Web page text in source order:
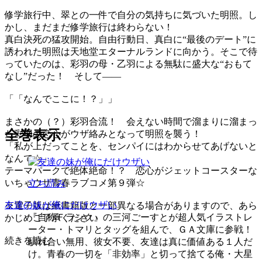
修学旅行中、翠との一件で自分の気持ちに気づいた明照。し
かし、まだまだ修学旅行は終わらない！
真白決死の猛攻開始。自由行動日、真白に“最後のデート”に
誘われた明照は天地堂エターナルランドに向かう。そこで待
っていたのは、彩羽の母・乙羽による無駄に盛大な“おもて
なし”だった！ そして――
「「なんでここに！？」」
まさかの（？）彩羽合流！ 会えない時間で溜まりに溜まっ
た彩羽の恋心がウザ絡みとなって明照を襲う！
「私が上だってことを、センパイにはわからせてあげないと
なんで☆」
テーマパークで絶体絶命！？ 恋心がジェットコースターな
いちゃウザ青春ラブコメ第９弾☆
※電子版は紙書籍版と一部異なる場合がありますので、あら
かじめご了承ください
続きを読む
全巻表示
立ち読み
友達の妹が俺にだけウザい
『自称Ｆランク』の三河ごーすとが超人気イラストレ
ーター・トマリとタッグを組んで、ＧＡ文庫に参戦！
馴れ合い無用、彼女不要、友達は真に価値ある１人だ
け。青春の一切を「非効率」と切って捨てる俺・大星